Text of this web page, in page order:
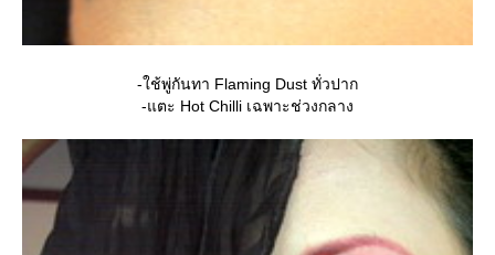
-ใช้พู่กันทา Flaming Dust ทั่วปาก
-แตะ Hot Chilli เฉพาะช่วงกลาง